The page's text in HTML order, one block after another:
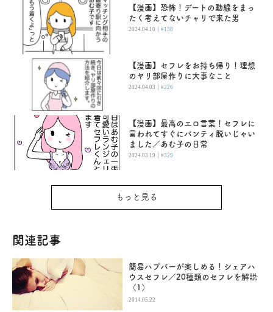
【漫画】恐怖！デートの動線をまっ
たく考えてないチャリで来た男
2024.04.10 |#138
【漫画】セフレをお持ち帰り！理想
のヤリ部屋作りに大事なこと
2024.04.03 |#226
【漫画】最高のエロ言葉！セフレに
言われてすぐにパンティ脱いじゃい
ました／あむ子の日常
2024.03.19 |#329
もっと見る
関連記事
簡易ハプバーが楽しめる！シェアハ
ウスセフレ／20種類のセフレを解説
（1）
2014.05.22